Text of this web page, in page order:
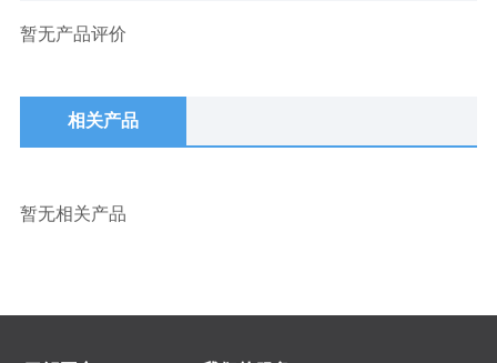
暂无产品评价
相关产品
暂无相关产品